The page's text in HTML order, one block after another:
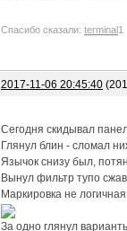
Спасибо сказали: terminal 1
2017-11-06 20:45:40
Сегодня скидывал
Глянул блин - сломал
Язычок снизу был,
Вынул фильтр тупо
Маркировка не
За одно глянул